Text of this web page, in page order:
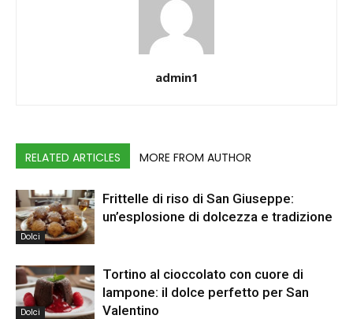
admin1
RELATED ARTICLES MORE FROM AUTHOR
Dolci
Frittelle di riso di San Giuseppe:
un’esplosione di dolcezza e tradizione
Dolci
Tortino al cioccolato con cuore di
lampone: il dolce perfetto per San
Valentino